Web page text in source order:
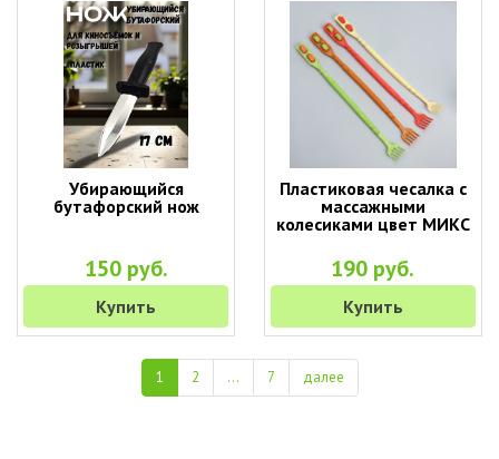
Убирающийся
бутафорский нож
150 руб.
Купить
Пластиковая чесалка с
массажными
колесиками цвет МИКС
190 руб.
Купить
1 2 ... 7 далее